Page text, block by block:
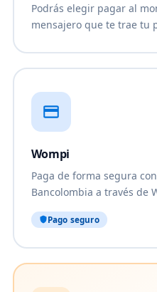
Podrás elegir pagar al
mensajero que te trae tu
Wompi
Paga de forma segura
Bancolombia a través de
Pago seguro